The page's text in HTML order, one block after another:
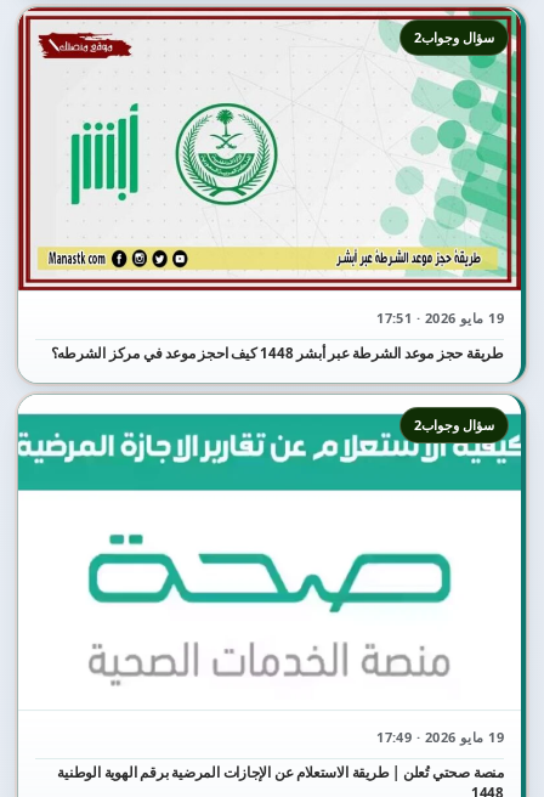
19 مايو 2026 · 17:51
طريقة حجز موعد الشرطة عبر أبشر 1448 كيف احجز موعد في مركز الشرطه؟
سؤال وجواب2
19 مايو 2026 · 17:49
منصة صحتي تُعلن | طريقة الاستعلام عن الإجازات المرضية برقم الهوية الوطنية
1448
سؤال وجواب2